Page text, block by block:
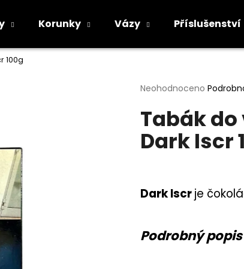
Korunky Vázy Příslušenství
100g
Průměrné
produktu
0,0
Neohodnoceno
Tabák
Dark Iscr
Dark Iscrje
Podrobný
Co potřebujete najít?
HLEDAT